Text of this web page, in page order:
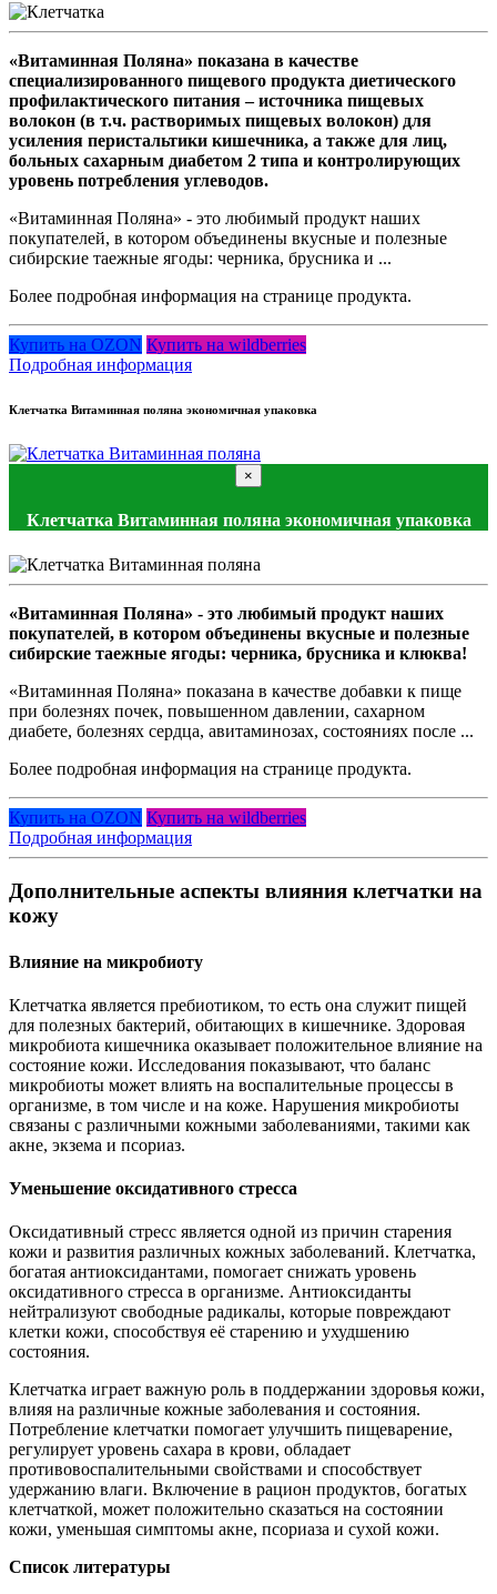
«Витаминная Поляна» показана в качестве
специализированного пищевого продукта диетического
профилактического питания – источника пищевых
волокон (в т.ч. растворимых пищевых волокон) для
усиления перистальтики кишечника, а также для лиц,
больных сахарным диабетом 2 типа и контролирующих
уровень потребления углеводов.
«Витаминная Поляна» - это любимый продукт наших
покупателей, в котором объединены вкусные и полезные
сибирские таежные ягоды: черника, брусника и ...
Более подробная информация на странице продукта.
Купить на OZON Купить на wildberries
Подробная информация
Клетчатка Витаминная поляна экономичная упаковка
×
Клетчатка Витаминная поляна экономичная упаковка
«Витаминная Поляна» - это любимый продукт наших
покупателей, в котором объединены вкусные и полезные
сибирские таежные ягоды: черника, брусника и клюква!
«Витаминная Поляна» показана в качестве добавки к пище
при болезнях почек, повышенном давлении, сахарном
диабете, болезнях сердца, авитаминозах, состояниях после ...
Более подробная информация на странице продукта.
Купить на OZON Купить на wildberries
Подробная информация
Дополнительные аспекты влияния клетчатки на
кожу
Влияние на микробиоту
Клетчатка является пребиотиком, то есть она служит пищей
для полезных бактерий, обитающих в кишечнике. Здоровая
микробиота кишечника оказывает положительное влияние на
состояние кожи. Исследования показывают, что баланс
микробиоты может влиять на воспалительные процессы в
организме, в том числе и на коже. Нарушения микробиоты
связаны с различными кожными заболеваниями, такими как
акне, экзема и псориаз.
Уменьшение оксидативного стресса
Оксидативный стресс является одной из причин старения
кожи и развития различных кожных заболеваний. Клетчатка,
богатая антиоксидантами, помогает снижать уровень
оксидативного стресса в организме. Антиоксиданты
нейтрализуют свободные радикалы, которые повреждают
клетки кожи, способствуя её старению и ухудшению
состояния.
Клетчатка играет важную роль в поддержании здоровья кожи,
влияя на различные кожные заболевания и состояния.
Потребление клетчатки помогает улучшить пищеварение,
регулирует уровень сахара в крови, обладает
противовоспалительными свойствами и способствует
удержанию влаги. Включение в рацион продуктов, богатых
клетчаткой, может положительно сказаться на состоянии
кожи, уменьшая симптомы акне, псориаза и сухой кожи.
Список литературы